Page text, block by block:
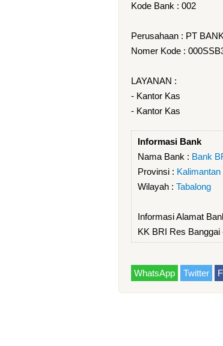
Kode Bank : 002
Perusahaan : PT
Nomer Kode :
LAYANAN :
- Kantor Kas
- Kantor Kas
Informasi Bank
Nama Bank : Bank
Provinsi : Kalimantan
Wilayah : Tabalong
Informasi Alamat
KK BRI Res
WhatsApp Twitter